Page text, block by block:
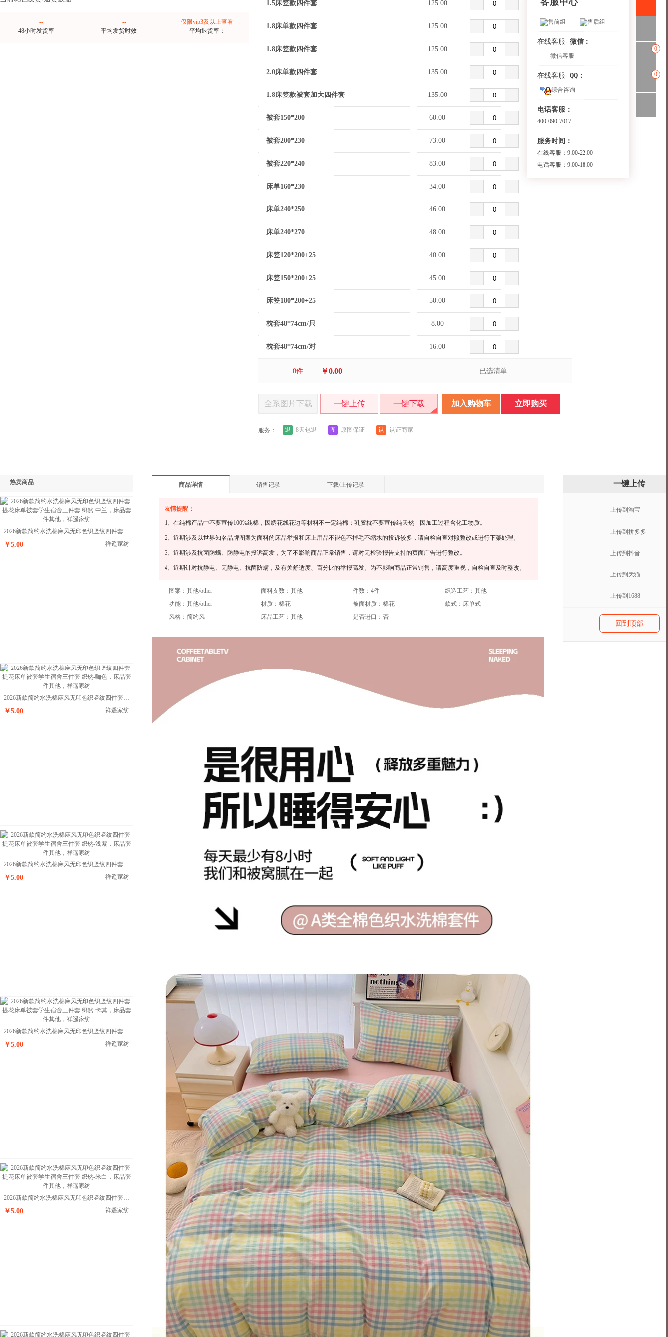
--
48小时发货率
--
平均发货时效
仅限vip3及以上查看
平均退货率：
1.5床笠款四件套 125.00
1.8床单款四件套 125.00
1.8床笠款四件套 125.00
2.0床单款四件套 135.00
1.8床笠款被套加大四件套 135.00
被套150*200 60.00
被套200*230 73.00
被套220*240 83.00
床单160*230 34.00
床单240*250 46.00
床单240*270 48.00
床笠120*200+25 40.00
床笠150*200+25 45.00
床笠180*200+25 50.00
枕套48*74cm/只 8.00
枕套48*74cm/对 16.00
0件 ￥0.00 已选清单
全系图片下载 一键上传 一键下载 加入购物车 立即购买
服务： 退 8天包退 图 原图保证 认 认证商家
热卖商品
2026新款简约水洗棉麻风无印色织竖纹四件套提花床单被套学生宿舍三件套 织然-中兰
￥5.00 祥遥家纺
2026新款简约水洗棉麻风无印色织竖纹四件套提花床单被套学生宿舍三件套 织然-咖色
￥5.00 祥遥家纺
2026新款简约水洗棉麻风无印色织竖纹四件套提花床单被套学生宿舍三件套 织然-浅紫
￥5.00 祥遥家纺
2026新款简约水洗棉麻风无印色织竖纹四件套提花床单被套学生宿舍三件套 织然-卡其
￥5.00 祥遥家纺
2026新款简约水洗棉麻风无印色织竖纹四件套提花床单被套学生宿舍三件套 织然-米白
￥5.00 祥遥家纺
商品详情 销售记录 下载/上传记录
友情提醒：
1、在纯棉产品中不要宣传100%纯棉，因绣花线花边等材料不一定纯棉；乳胶枕不要宣传纯天然，因加工过程含化工物质。
2、近期涉及以世界知名品牌图案为面料的床品举报和床上用品不褪色不掉毛不缩水的投诉较多，请自检自查对照整改或进行下架处理。
3、近期涉及抗菌防螨、防静电的投诉高发，为了不影响商品正常销售，请对无检验报告支持的页面广告进行整改。
4、近期针对抗静电、无静电、抗菌防螨，及有关舒适度、百分比的举报高发。为不影响商品正常销售，请高度重视，自检自查及时整改。
图案： 其他/other 面料支数： 其他 件数： 4件 织造工艺： 其他
功能： 其他/other 材质： 棉花 被面材质： 棉花 款式： 床单式
风格： 简约风 床品工艺： 其他 是否进口： 否
一键上传
上传到淘宝
上传到拼多多
上传到抖音
上传到天猫
上传到1688
回到顶部
客服中心
售前组 售后组
在线客服- 微信：
微信客服
在线客服- QQ：
综合咨询
电话客服：
400-090-7017
服务时间：
在线客服：9:00-22:00
电话客服：9:00-18:00
0
0